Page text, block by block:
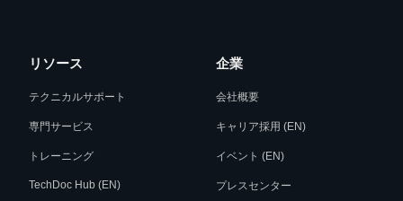
リソース
テクニカルサポート
専門サービス
トレーニング
TechDoc Hub (EN)
企業
会社概要
キャリア採用 (EN)
イベント (EN)
プレスセンター